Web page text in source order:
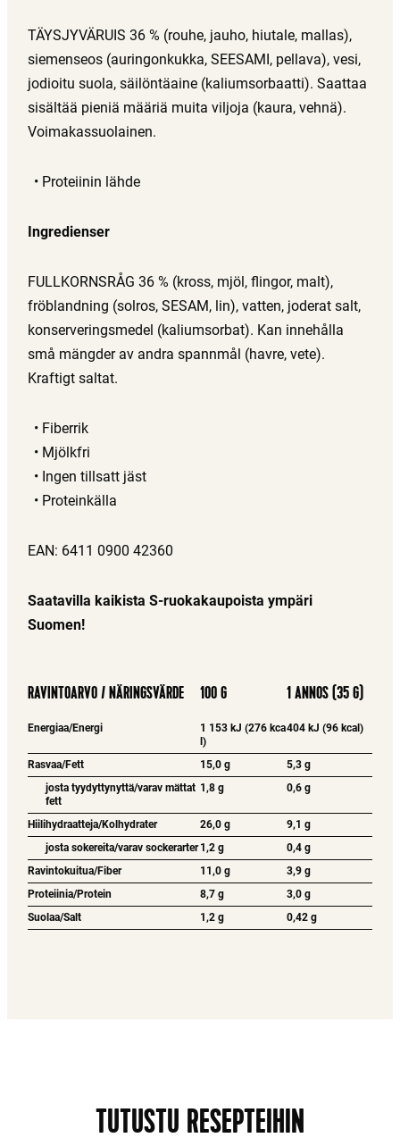
TÄYSJYVÄRUIS 36 % (rouhe, jauho, hiutale, mallas),
siemenseos (auringonkukka, SEESAMI, pellava), vesi,
jodioitu suola, säilöntäaine (kaliumsorbaatti). Saattaa
sisältää pieniä määriä muita viljoja (kaura, vehnä).
Voimakassuolainen.
Proteiinin lähde
Ingredienser
FULLKORNSRÅG 36 % (kross, mjöl, flingor, malt),
fröblandning (solros, SESAM, lin), vatten, joderat salt,
konserveringsmedel (kaliumsorbat). Kan innehålla
små mängder av andra spannmål (havre, vete).
Kraftigt saltat.
Fiberrik
Mjölkfri
Ingen tillsatt jäst
Proteinkälla
EAN: 6411 0900 42360
Saatavilla kaikista S-ruokakaupoista ympäri
Suomen!
RAVINTOARVO / NÄRINGSVÄRDE 100 G 1 ANNOS (35 G)
Energiaa/Energi
1 153 kJ (276 kca
l)
404 kJ (96 kcal)
Rasvaa/Fett 15,0 g
5,3 g
josta tyydyttynyttä/varav mättat
fett
1,8 g 0,6 g
Hiilihydraatteja/Kolhydrater 26,0 g
9,1 g
josta sokereita/varav sockerarter 1,2 g
0,4 g
Ravintokuitua/Fiber
11,0 g
3,9 g
Proteiinia/Protein
8,7 g
3,0 g
Suolaa/Salt
1,2 g 0,42 g
TUTUSTU RESEPTEIHIN